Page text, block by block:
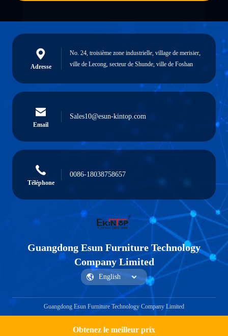
Obtenez le meilleur prix
Adresse
No. 24, troisième zone industrielle, village de merisier,
ville de Lecong, secteur de Shunde, ville de Foshan
Email
Sales10@esun-kintop.com
Téléphone
0086-18038758657
Guangdong Esun Furniture Technology
Company Limited
Guangdong Esun Furniture Technology Company Limited
Obtenir un devis